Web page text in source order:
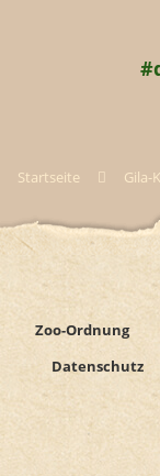
Startseite Gila-
Zoo-Ordnung
Datenschutz